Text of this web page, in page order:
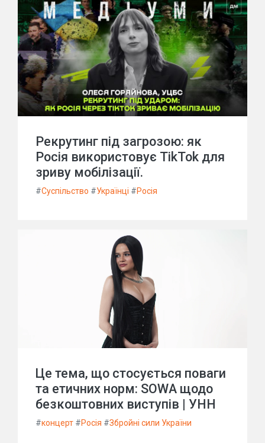
Рекрутинг під загрозою: як
Росія використовує TikTok для
зриву мобілізації.
#Суспільство #Українці #Росія
Це тема, що стосується поваги
та етичних норм: SOWA щодо
безкоштовних виступів | УНН
#концерт #Росія #Збройні сили України